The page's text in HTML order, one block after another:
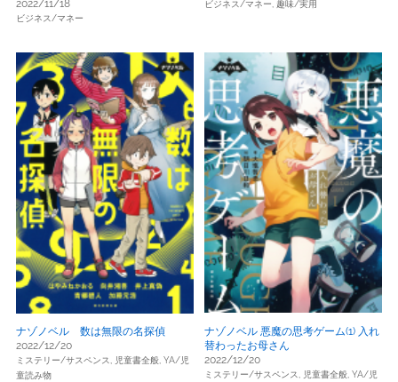
2022/11/18
ビジネス/マネー
ビジネス/マネー, 趣味/実用
ナゾノベル 数は無限の名探偵
2022/12/20
ミステリー/サスペンス, 児童書全般, YA/児
童読み物
ナゾノベル 悪魔の思考ゲーム(1) 入れ
替わったお母さん
2022/12/20
ミステリー/サスペンス, 児童書全般, YA/児